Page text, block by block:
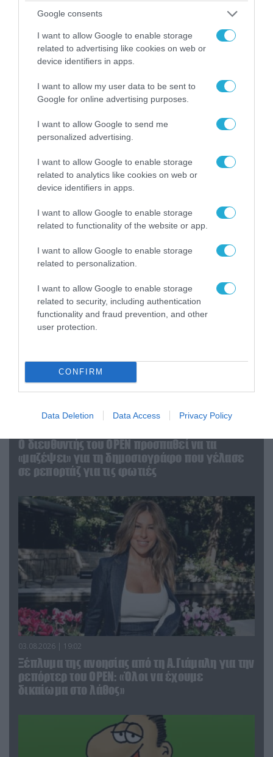
Google consents
I want to allow Google to enable storage
related to advertising like cookies on web or
device identifiers in apps.
I want to allow my user data to be sent to
Google for online advertising purposes.
I want to allow Google to send me
personalized advertising.
I want to allow Google to enable storage
related to analytics like cookies on web or
device identifiers in apps.
I want to allow Google to enable storage
related to functionality of the website or app.
I want to allow Google to enable storage
related to personalization.
I want to allow Google to enable storage
related to security, including authentication
functionality and fraud prevention, and other
user protection.
CONFIRM
Data Deletion Data Access Privacy Policy
04.08.2026 | 15:02
Αυτή την ώρα το τελευταίο «αντίο» στον πρώην
υπουργό Ι.Βαρβιτσιώτη (φωτο)
04.08.2026 | 13:02
Η ανακοίνωση του Πανελλήνιου Σωματείου
που γέλασε στη φωτιά
O διευθυντής του OPEN προσπαθεί να τα
«μαζέψει» για τη δημοσιογράφο που γέλασε
σε ρεπορτάζ για τις φωτιές
03.08.2026 | 19:02
Ξέπλυμα της ανοησίας από τη Α.Γιάμαλη για την
ρεπόρτερ του ΟΡΕΝ: «Όλοι να έχουμε
δικαίωμα στο λάθος»